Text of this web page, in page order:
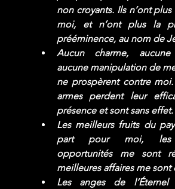
non croyants. Ils n’ont
moi, et n’ont plus la
prééminence, au nom de
Aucun charme, aucune
aucune manipulation de
ne prospèrent contre
armes perdent leur
présence et sont sans effet.
Les meilleurs fruits du
part pour moi, les
opportunités me sont
meilleures affaires me sont
Les anges de l’Éternel